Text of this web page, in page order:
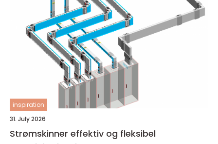
inspiration
31. July 2026
Strømskinner effektiv og fleksibel